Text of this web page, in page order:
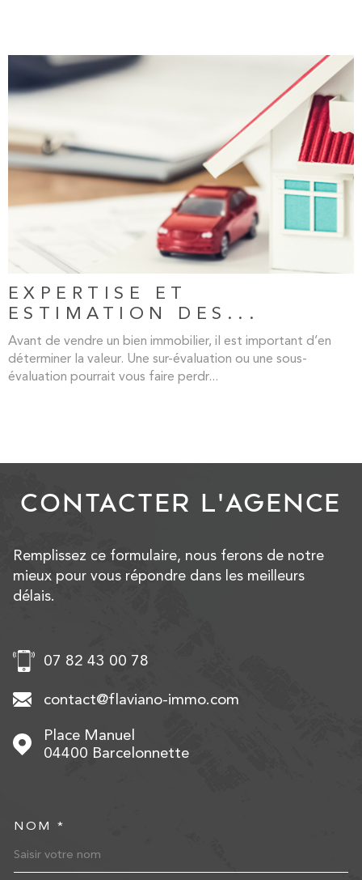
EXPERTISE ET
ESTIMATION DES...
Avant de vendre un bien immobilier, il est important d’en
déterminer la valeur. Une sur-évaluation ou une sous-
évaluation pourrait vous faire perdr...
LIRE L'ARTICLE
CONTACTER L'AGENCE
Remplissez ce formulaire, nous ferons de notre
mieux pour vous répondre dans les meilleurs
délais.
07 82 43 00 78
contact@flaviano-immo.com
Place Manuel
04400
Barcelonnette
NOM *